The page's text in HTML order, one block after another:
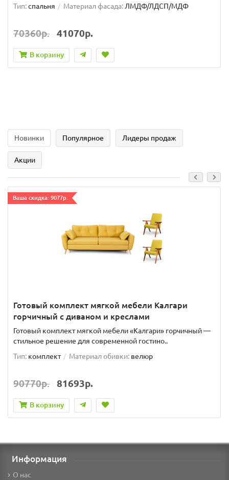
Тип:спальня Материал фасада: ЛМДФ/ЛДСП/МДФ
70360р. 41070р.
В корзину
Новинки Популярное Лидеры продаж
Акции
Ваша скидка: 9077р.
Готовый комплект мягкой мебели Калгари
горчичный с диваном и креслами
Готовый комплект мягкой мебели «Калгари» горчичный —
стильное решение для современной гостино..
Тип: комплект Материал обивки: велюр
90770р. 81693р.
В корзину
Информация
О нас